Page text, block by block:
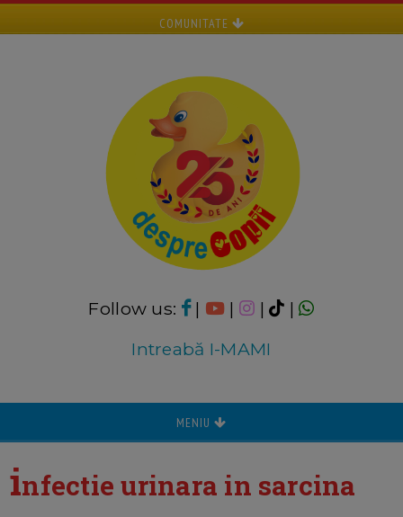
COMUNITATE
Follow us: | | |
|
Intreabă I-MAMI
MENIU
infectie urinara in sarcina